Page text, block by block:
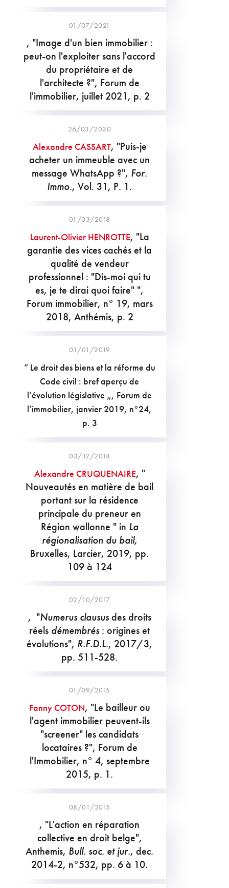
01/07/2021
, "Image d'un bien immobilier :
peut-on l'exploiter sans l'accord
du propriétaire et de
l'architecte ?", Forum de
l'immobilier, juillet 2021, p. 2
26/03/2020
Alexandre CASSART, "Puis-je
acheter un immeuble avec un
message WhatsApp ?", For.
Immo., Vol. 31, P. 1.
01/03/2018
Laurent-Olivier HENROTTE, "La
garantie des vices cachés et la
qualité de vendeur
professionnel : "Dis-moi qui tu
es, je te dirai quoi faire" ",
Forum immobilier, n° 19, mars
2018, Anthémis, p. 2
01/01/2019
“ Le droit des biens et la réforme du
Code civil : bref aperçu de
l’évolution législative „, Forum de
l’immobilier, janvier 2019, n°24,
p. 3
03/12/2018
Alexandre CRUQUENAIRE, "
Nouveautés en matière de bail
portant sur la résidence
principale du preneur en
Région wallonne " in La
régionalisation du bail,
Bruxelles, Larcier, 2019, pp.
109 à 124
02/10/2017
, "Numerus claususdes droits
réels démembrés : origines et
évolutions", R.F.D.L., 2017/3,
pp. 511-528.
01/09/2015
Fanny COTON, "Le bailleur ou
l'agent immobilier peuvent-ils
"screener" les candidats
locataires ?", Forum de
l'Immobilier, n° 4, septembre
2015, p. 1.
08/01/2015
, "L'action en réparation
collective en droit belge",
Anthemis, Bull. soc. et jur., dec.
2014-2, n°532, pp. 6 à 10.